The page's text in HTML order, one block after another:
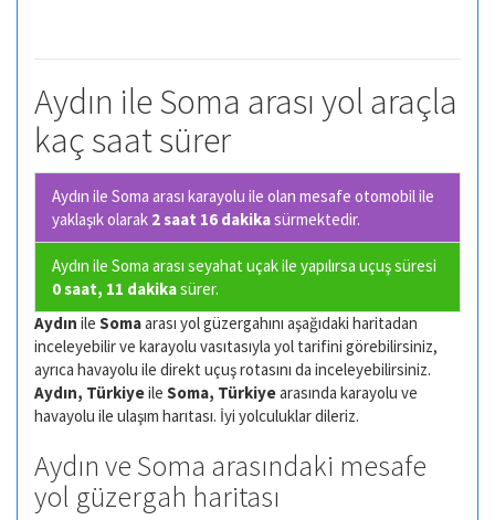
Aydın ile Soma arası yol araçla
kaç saat sürer
Aydın ile Soma arası karayolu ile olan mesafe otomobil ile
yaklaşık olarak 2 saat 16 dakikasürmektedir.
Aydın ile Soma arası seyahat uçak ile yapılırsa uçuş süresi
0 saat, 11 dakikasürer.
Aydın ile Somaarası yol güzergahını aşağıdaki haritadan
inceleyebilir ve karayolu vasıtasıyla yol tarifini görebilirsiniz,
ayrıca havayolu ile direkt uçuş rotasını da inceleyebilirsiniz.
Aydın, Türkiyeile Soma, Türkiyearasında karayolu ve
havayolu ile ulaşım harıtası. İyi yolculuklar dileriz.
Aydın ve Soma arasındaki mesafe
yol güzergah haritası